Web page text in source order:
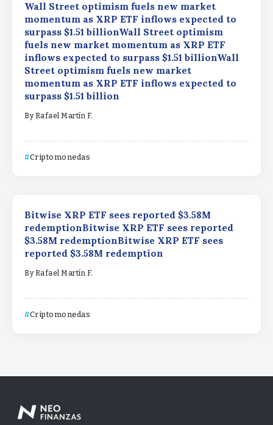
Wall Street optimism fuels new market
momentum as XRP ETF inflows expected to
surpass $1.51 billionWall Street optimism
fuels new market momentum as XRP ETF
inflows expected to surpass $1.51 billionWall
Street optimism fuels new market
momentum as XRP ETF inflows expected to
surpass $1.51 billion
By Rafael Martín F.
Criptomonedas
Bitwise XRP ETF sees reported $3.58M
redemptionBitwise XRP ETF sees reported
$3.58M redemptionBitwise XRP ETF sees
reported $3.58M redemption
By Rafael Martín F.
Criptomonedas